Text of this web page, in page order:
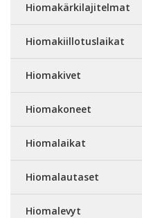
Hiomakärkilajitelmat
Hiomakiillotuslaikat
Hiomakivet
Hiomakoneet
Hiomalaikat
Hiomalautaset
Hiomalevyt